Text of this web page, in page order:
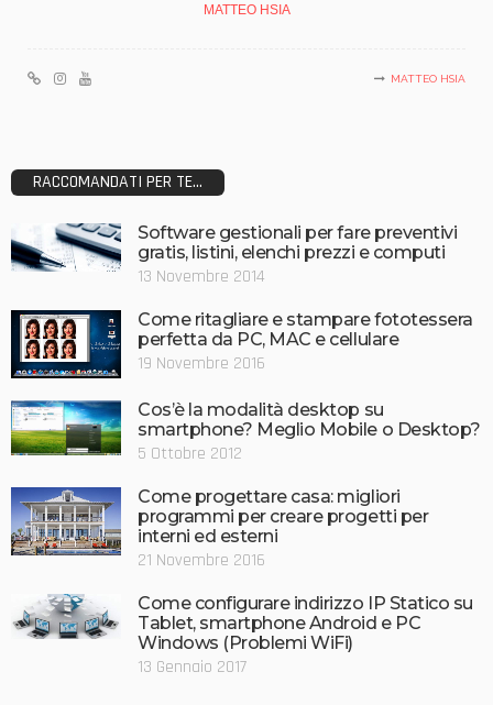
MATTEO HSIA
MATTEO HSIA
RACCOMANDATI PER TE...
Software gestionali per fare preventivi
gratis, listini, elenchi prezzi e computi
13 Novembre 2014
Come ritagliare e stampare fototessera
perfetta da PC, MAC e cellulare
19 Novembre 2016
Cos’è la modalità desktop su
smartphone? Meglio Mobile o Desktop?
5 Ottobre 2012
Come progettare casa: migliori
programmi per creare progetti per
interni ed esterni
21 Novembre 2016
Come configurare indirizzo IP Statico su
Tablet, smartphone Android e PC
Windows (Problemi WiFi)
13 Gennaio 2017